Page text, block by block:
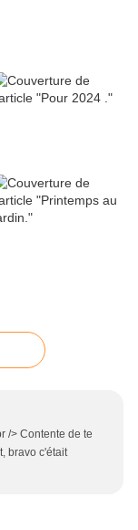
/> Contente de te
bravo c'était